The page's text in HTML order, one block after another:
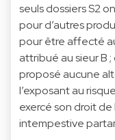
seuls dossiers S2
pour d’autres
pour être affecté
attribué au sieur B
proposé aucune
l’exposant au
exercé son droit
intempestive